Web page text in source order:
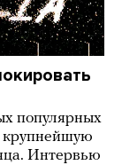
популярных
крупнейшую
Интервью